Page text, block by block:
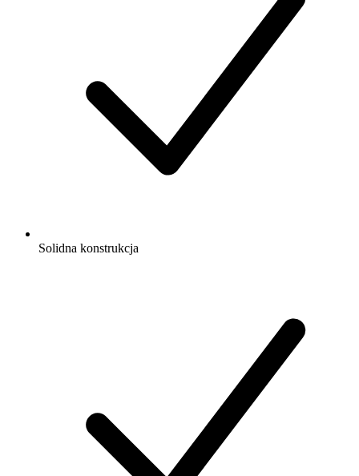
Solidna konstrukcja